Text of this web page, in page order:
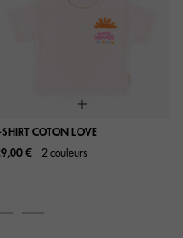
SHIRT COTON LOVE
€
2 couleurs